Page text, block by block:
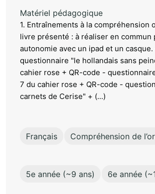
Matériel pédagogique
1. Entraînements à la compréhension
livre présenté : à réaliser en commun
autonomie avec un ipad et un casque.
questionnaire "le hollandais sans
cahier rose + QR-code -
7 du cahier rose + QR-code -
carnets de Cerise" + (...)
Français Compréhension de
5e année (~9 ans) 6e année